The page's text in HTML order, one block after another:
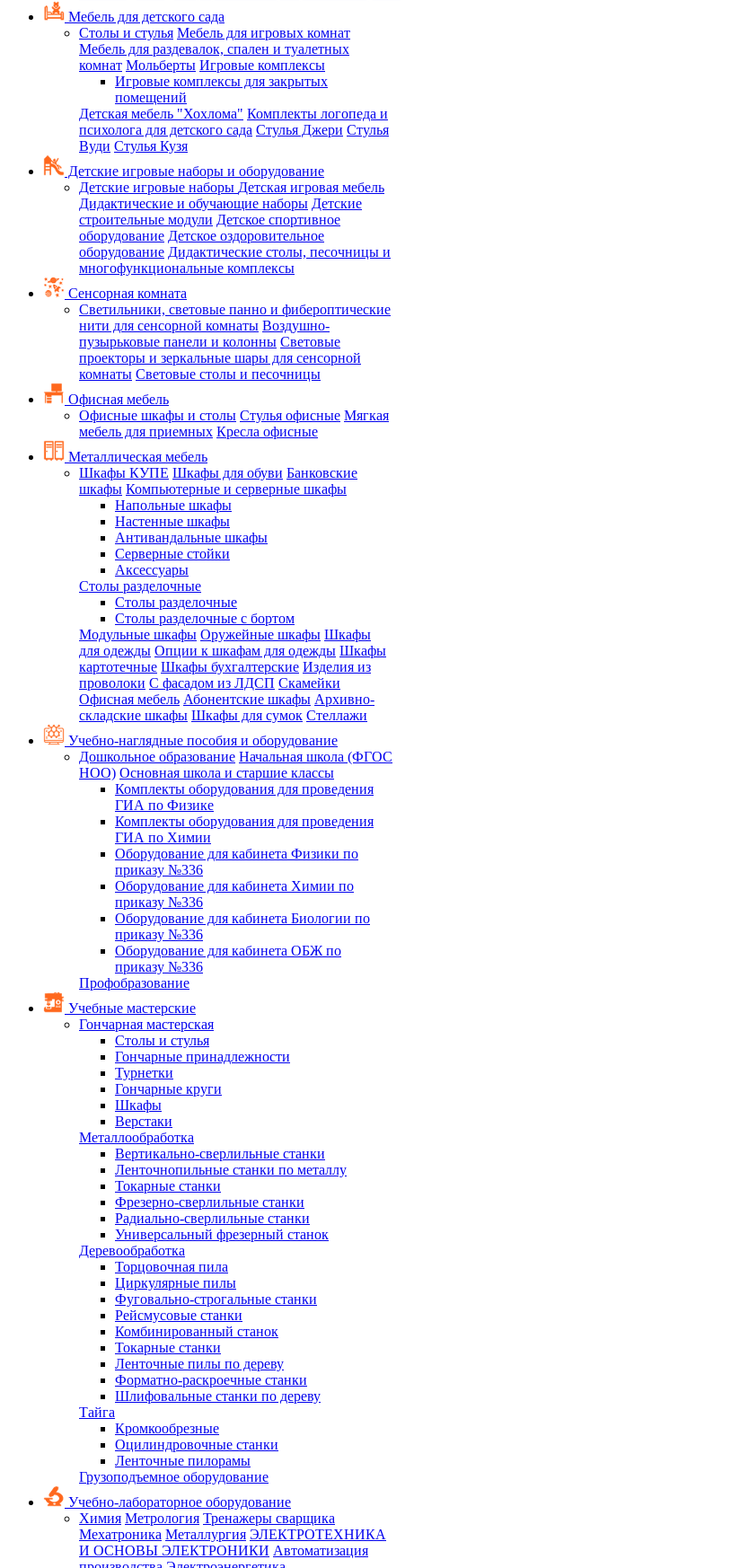
Мебель для детского сада
Столы и стулья Мебель для игровых комнат
Мебель для раздевалок, спален и туалетных
комнат Мольберты Игровые комплексы
Игровые комплексы для закрытых
помещений
Детская мебель "Хохлома" Комплекты логопеда и
психолога для детского сада Стулья Джери Стулья
Вуди Стулья Кузя
Детские игровые наборы и оборудование
Детские игровые наборы Детская игровая мебель
Дидактические и обучающие наборы Детские
строительные модули Детское спортивное
оборудование Детское оздоровительное
оборудование Дидактические столы, песочницы и
многофункциональные комплексы
Сенсорная комната
Светильники, световые панно и фибероптические
нити для сенсорной комнаты Воздушно-
пузырьковые панели и колонны Световые
проекторы и зеркальные шары для сенсорной
комнаты Световые столы и песочницы
Офисная мебель
Офисные шкафы и столы Стулья офисные Мягкая
мебель для приемных Кресла офисные
Металлическая мебель
Шкафы КУПЕ Шкафы для обуви Банковские
шкафы Компьютерные и серверные шкафы
Напольные шкафы
Настенные шкафы
Антивандальные шкафы
Серверные стойки
Аксессуары
Столы разделочные
Столы разделочные
Столы разделочные с бортом
Модульные шкафы Оружейные шкафы Шкафы
для одежды Опции к шкафам для одежды Шкафы
картотечные Шкафы бухгалтерские Изделия из
проволоки С фасадом из ЛДСП Скамейки
Офисная мебель Абонентские шкафы Архивно-
складские шкафы Шкафы для сумок Стеллажи
Учебно-наглядные пособия и оборудование
Дошкольное образование Начальная школа (ФГОС
НОО) Основная школа и старшие классы
Комплекты оборудования для проведения
ГИА по Физике
Комплекты оборудования для проведения
ГИА по Химии
Оборудование для кабинета Физики по
приказу №336
Оборудование для кабинета Химии по
приказу №336
Оборудование для кабинета Биологии по
приказу №336
Оборудование для кабинета ОБЖ по
приказу №336
Профобразование
Учебные мастерские
Гончарная мастерская
Столы и стулья
Гончарные принадлежности
Турнетки
Гончарные круги
Шкафы
Верстаки
Металлообработка
Вертикально-сверлильные станки
Ленточнопильные станки по металлу
Токарные станки
Фрезерно-сверлильные станки
Радиально-сверлильные станки
Универсальный фрезерный станок
Деревообработка
Торцовочная пила
Циркулярные пилы
Фуговально-строгальные станки
Рейсмусовые станки
Комбинированный станок
Токарные станки
Ленточные пилы по дереву
Форматно-раскроечные станки
Шлифовальные станки по дереву
Тайга
Кромкообрезные
Оцилиндровочные станки
Ленточные пилорамы
Грузоподъемное оборудование
Учебно-лабораторное оборудование
Химия Метрология Тренажеры сварщика
Мехатроника Металлургия ЭЛЕКТРОТЕХНИКА
И ОСНОВЫ ЭЛЕКТРОНИКИ Автоматизация